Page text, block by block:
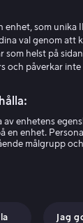
som unika
val genom att
som helst på
och påverkar inte
enhetens
en enhet.
målgrupp och
Jag